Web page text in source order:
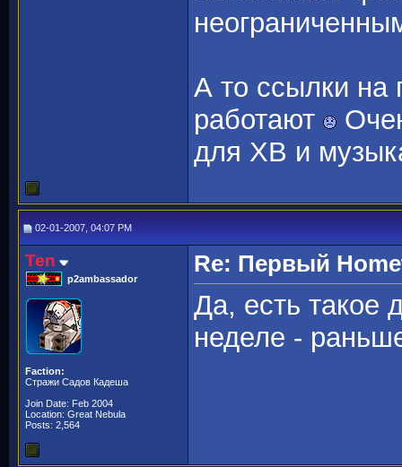
А то ссылки на
работают
для ХВ и
02-01-2007, 04:07 PM
Ten
p2ambassador
Faction:
Стражи Садов Кадеша
Join Date: Feb 2004
Location: Great Nebula
Posts: 2,564
Re: Первый
Да, есть такое
неделе -